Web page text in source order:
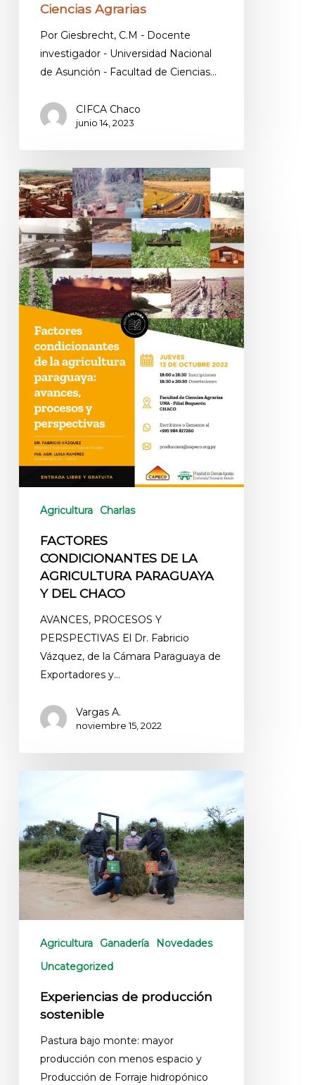
Ciencias Agrarias
Por Giesbrecht, C.M - Docente
investigador - Universidad Nacional
de Asunción - Facultad de Ciencias…
CIFCA Chaco
junio 14, 2023
Agricultura Charlas
FACTORES
CONDICIONANTES DE LA
AGRICULTURA PARAGUAYA
Y DEL CHACO
AVANCES, PROCESOS Y
PERSPECTIVAS El Dr. Fabricio
Vázquez, de la Cámara Paraguaya de
Exportadores y…
Vargas A.
noviembre 15, 2022
Agricultura Ganadería
Novedades
Uncategorized
Experiencias de producción
sostenible
Pastura bajo monte: mayor
producción con menos espacio y
Producción de Forraje hidropónico